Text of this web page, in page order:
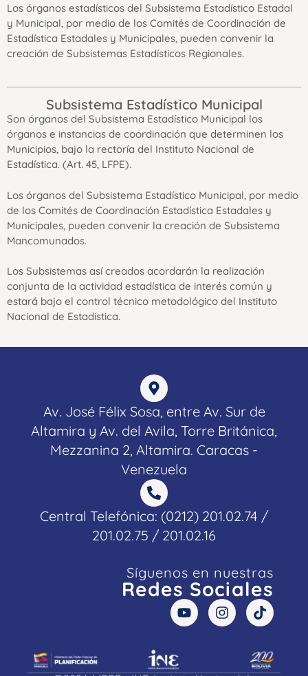
Los órganos estadísticos del Subsistema Estadístico Estadal
y Municipal, por medio de los Comités de Coordinación de
Estadística Estadales y Municipales, pueden convenir la
creación de Subsistemas Estadísticos Regionales.
Subsistema Estadístico Municipal
Son órganos del Subsistema Estadístico Municipal los
órganos e instancias de coordinación que determinen los
Municipios, bajo la rectoría del Instituto Nacional de
Estadística. (Art. 45, LFPE).
Los órganos del Subsistema Estadístico Municipal, por medio
de los Comités de Coordinación Estadística Estadales y
Municipales, pueden convenir la creación de Subsistema
Mancomunados.
Los Subsistemas así creados acordarán la realización
conjunta de la actividad estadística de interés común y
estará bajo el control técnico metodológico del Instituto
Nacional de Estadística.
Av. José Félix Sosa, entre Av. Sur de
Altamira y Av. del Avila, Torre Británica,
Mezzanina 2, Altamira. Caracas -
Venezuela
Central Telefónica: (0212) 201.02.74 /
201.02.75 / 201.02.16
Síguenos en nuestras
Redes Sociales